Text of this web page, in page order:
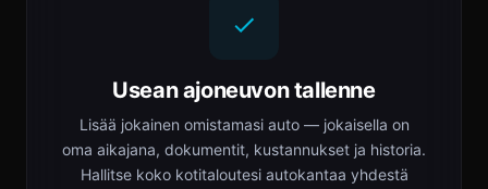
Usean ajoneuvon tallenne
Lisää jokainen omistamasi auto — jokaisella on
oma aikajana, dokumentit, kustannukset ja historia.
Hallitse koko kotitaloutesi autokantaa yhdestä